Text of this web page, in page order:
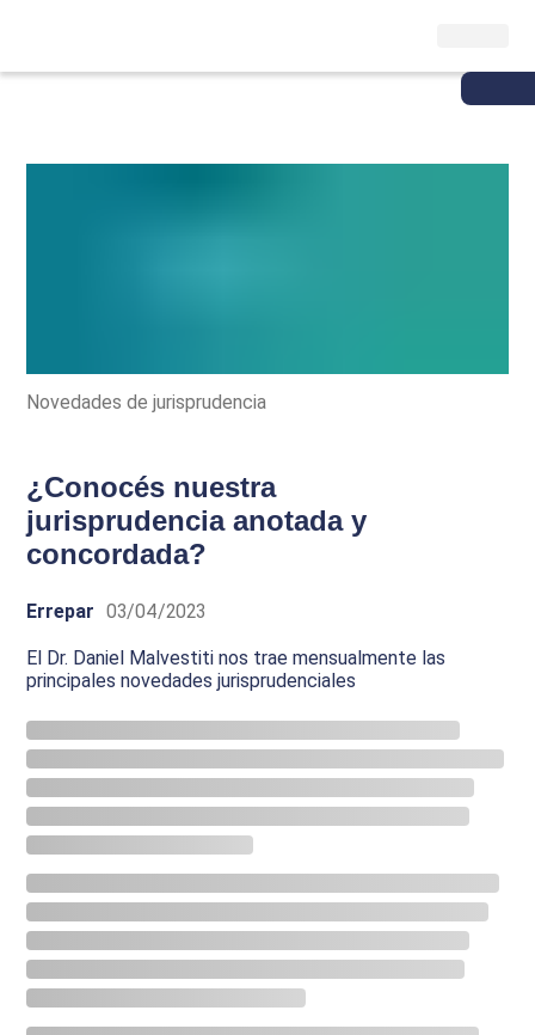
Novedades de jurisprudencia
¿Conocés nuestra
jurisprudencia anotada y
concordada?
Errepar 03/04/2023
El Dr. Daniel Malvestiti nos trae mensualmente las
principales novedades jurisprudenciales